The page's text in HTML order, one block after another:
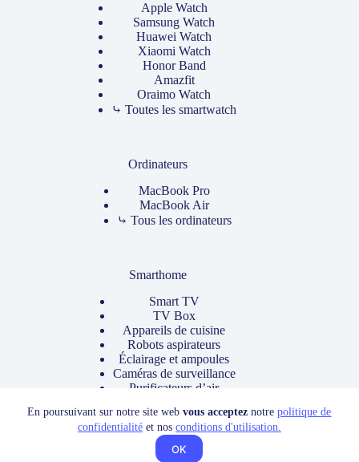
En poursuivant sur notre site webvous acceptez notrepolitique de
confidentialitéet nos conditions d'utilisation.
OK
Apple Watch
Samsung Watch
Huawei Watch
Xiaomi Watch
Honor Band
Amazfit
Oraimo Watch
⤷ Toutes les smartwatch
Ordinateurs
MacBook Pro
MacBook Air
⤷ Tous les ordinateurs
Smarthome
Smart TV
TV Box
Appareils de cuisine
Robots aspirateurs
Éclairage et ampoules
Caméras de surveillance
Purificateurs d’air
Copyright © Designed bySilent Humans Inc.